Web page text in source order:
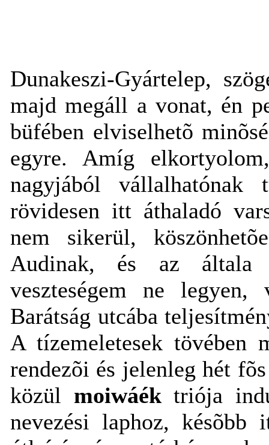
Dunakeszi-Gyártelep,
majd megáll a vonat, én
büfében elviselhetõ
egyre. Amíg
nagyjából
rövidesen itt áthaladó
nem sikerül,
Audinak, és az általa
veszteségem ne
Barátság utcába
A tízemeletesek
rendezõi és jelenleg hét
közül moiwáéktriója
nevezési laphoz, késõbb